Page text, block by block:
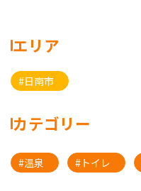
エリア
#日南市
カテゴリー
#温泉 #トイレ